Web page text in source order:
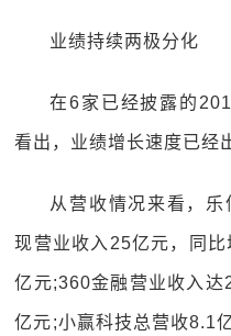
业绩持续两极分化
在6家已经披露的
看出，业绩增长速度已经
从营收情况来看，
现营业收入25亿元，同
亿元;360金融营业收入
亿元;小赢科技总营收8.1